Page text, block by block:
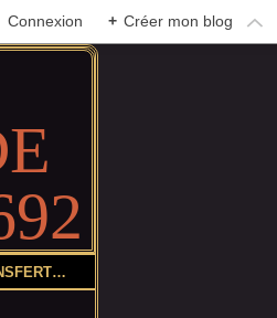
Connexion + Créer mon blog
POUR TOUS LES TRANSFERTS DE COLIS